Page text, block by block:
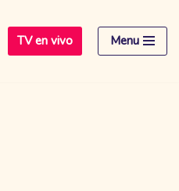
TV en vivo Menu